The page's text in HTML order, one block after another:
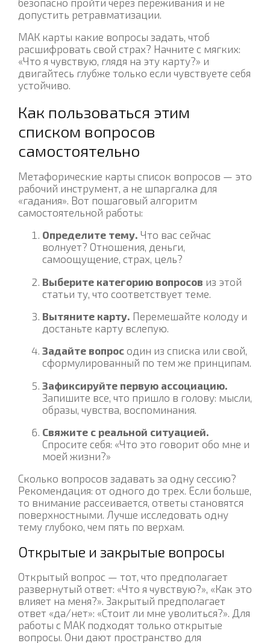
допустить ретравматизации.
МАК карты какие вопросы задать, чтоб
расшифровать свой страх? Начните с мягких:
«Что я чувствую, глядя на эту карту?» и
двигайтесь глубже только если чувствуете себя
устойчиво.
Как пользоваться этим
списком вопросов
самостоятельно
Метафорические карты список вопросов — это
рабочий инструмент, а не шпаргалка для
«гадания». Вот пошаговый алгоритм
самостоятельной работы:
Определите тему. Что вас сейчас
волнует? Отношения, деньги,
самоощущение, страх, цель?
Выберите категорию вопросов из этой
статьи ту, что соответствует теме.
Вытяните карту. Перемешайте колоду и
достаньте карту вслепую.
Задайте вопрос один из списка или свой,
сформулированный по тем же принципам.
Зафиксируйте первую ассоциацию.
Запишите все, что пришло в голову: мысли,
образы, чувства, воспоминания.
Свяжите с реальной ситуацией.
Спросите себя: «Что это говорит обо мне и
моей жизни?»
Сколько вопросов задавать за одну сессию?
Рекомендация: от одного до трех. Если больше,
то внимание рассеивается, ответы становятся
поверхностными. Лучше исследовать одну
тему глубоко, чем пять по верхам.
Открытые и закрытые вопросы
Открытый вопрос — тот, что предполагает
развернутый ответ: «Что я чувствую?», «Как это
влияет на меня?». Закрытый предполагает
ответ «да/нет»: «Стоит ли мне уволиться?». Для
работы с МАК подходят только открытые
вопросы. Они дают пространство для